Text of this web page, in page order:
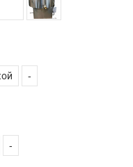
-
-